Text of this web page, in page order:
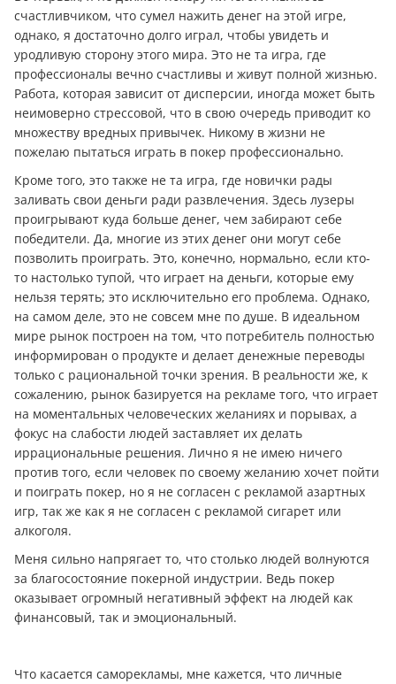
счастливчиком, что сумел нажить дeнeг на этой игре,
однако, я достаточно долго играл, чтобы увидеть и
уродливую сторону этого мира. Это не та игра, где
профессионалы вечно счастливы и живут полной жизнью.
Работа, которая зависит от дисперсии, иногда может быть
неимоверно стрессовой, что в свою очередь приводит ко
множеству вредных привычек. Никому в жизни не
пожелаю пытаться играть в покер профессионально.
Кроме того, это также не та игра, где новички рады
заливать свои дeньги ради развлечения. Здесь лузеры
проигрывают куда больше дeнeг, чем забирают себе
победители. Да, многие из этих дeнeг они могут себе
позволить проиграть. Это, конечно, нормально, если кто-
то настолько тупой, что играет на дeньги, которые ему
нельзя терять; это исключительно его проблема. Однако,
на самом деле, это не совсем мне по душе. В идеальном
мире рынок построен на том, что потребитель полностью
информирован о продукте и делает денежные пepевoды
только с рациональной точки зрения. В реальности же, к
сожалению, рынок базируется на рекламе того, что играет
на моментальных человеческих желаниях и порывах, а
фокус на слабости людей заставляет их делать
иррациональные решения. Лично я не имею ничего
против того, если человек по своему желанию хочет пойти
и поиграть покер, но я не согласен с рекламой азартных
игр, так же как я не согласен с рекламой сигарет или
алкоголя.
Меня сильно напрягает то, что столько людей волнуются
за благосостояние покерной индустрии. Ведь покер
оказывает огромный негативный эффект на людей как
финансовый, так и эмоциональный.
Что касается саморекламы, мне кажется, что личные